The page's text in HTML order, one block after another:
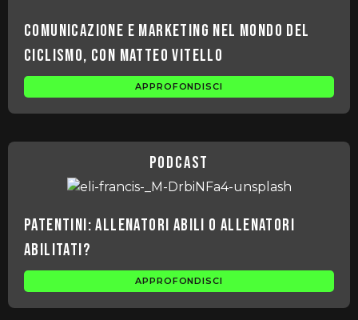
Comunicazione e marketing nel mondo del
ciclismo, con Matteo Vitello
APPROFONDISCI
podcast
Patentini: allenatori abili o allenatori
abilitati?
APPROFONDISCI